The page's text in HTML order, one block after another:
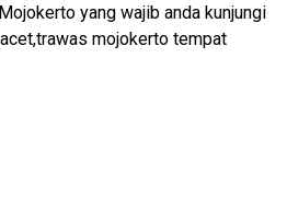
yang wajib anda kunjungi
mojokerto tempat